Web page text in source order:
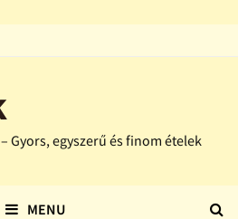
Gyors, egyszerű és finom ételek
MENU